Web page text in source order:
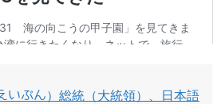
いぶん）総統（大統領）、日本語